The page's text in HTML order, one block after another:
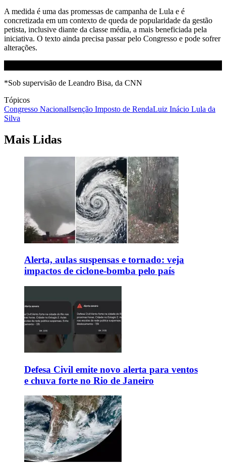
A medida é uma das promessas de campanha de Lula e é
concretizada em um contexto de queda de popularidade da gestão
petista, inclusive diante da classe média, a mais beneficiada pela
iniciativa. O texto ainda precisa passar pelo Congresso e pode sofrer
alterações.
*Sob supervisão de Leandro Bisa, da CNN
Tópicos
Congresso NacionalIsenção Imposto de RendaLuiz Inácio Lula da
Silva
Mais Lidas
Alerta, aulas suspensas e tornado: veja
impactos de ciclone-bomba pelo país
Defesa Civil emite novo alerta para ventos
e chuva forte no Rio de Janeiro